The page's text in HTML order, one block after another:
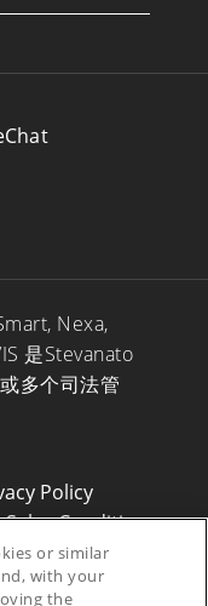
Nexa,
是Stevanato
多个司法管
Policy
Conditions
Reserved
or similar
with your
the